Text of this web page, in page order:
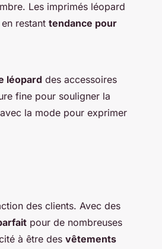
Les imprimés léopard
restant tendance pour
léopard des accessoires
fine pour souligner la
la mode pour exprimer
des clients. Avec des
pour de nombreuses
à être des vêtements